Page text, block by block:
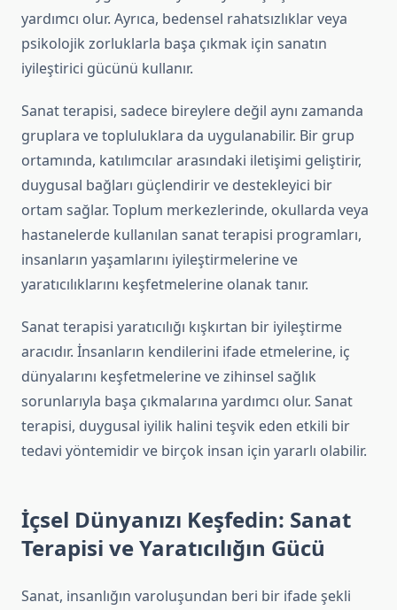
yardımcı olur. Ayrıca, bedensel rahatsızlıklar veya
psikolojik zorluklarla başa çıkmak için sanatın
iyileştirici gücünü kullanır.
Sanat terapisi, sadece bireylere değil aynı zamanda
gruplara ve topluluklara da uygulanabilir. Bir grup
ortamında, katılımcılar arasındaki iletişimi geliştirir,
duygusal bağları güçlendirir ve destekleyici bir
ortam sağlar. Toplum merkezlerinde, okullarda veya
hastanelerde kullanılan sanat terapisi programları,
insanların yaşamlarını iyileştirmelerine ve
yaratıcılıklarını keşfetmelerine olanak tanır.
Sanat terapisi yaratıcılığı kışkırtan bir iyileştirme
aracıdır. İnsanların kendilerini ifade etmelerine, iç
dünyalarını keşfetmelerine ve zihinsel sağlık
sorunlarıyla başa çıkmalarına yardımcı olur. Sanat
terapisi, duygusal iyilik halini teşvik eden etkili bir
tedavi yöntemidir ve birçok insan için yararlı olabilir.
İçsel Dünyanızı Keşfedin: Sanat
Terapisi ve Yaratıcılığın Gücü
Sanat, insanlığın varoluşundan beri bir ifade şekli